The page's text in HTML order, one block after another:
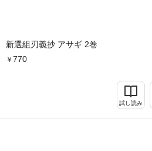
新選組刃義抄 アサギ 2巻
770
試し読み